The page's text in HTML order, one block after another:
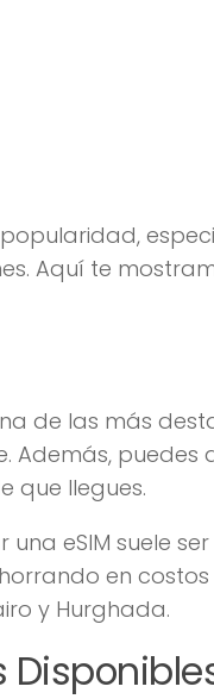
Aquí te
de las más
puedes
que llegues.
una eSIM suele
en costos
y Hurghada.